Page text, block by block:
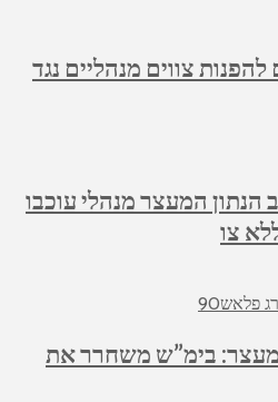
צווים מנהליים נגד
הנתון המעצר מנהלי עוכבו
צו
בימ”ש משחרר את